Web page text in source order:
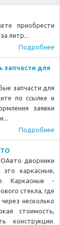
приобрести
литр...
Подробнее
запчасти для
запчасти для
по ссылке и
заявки
Подробнее
дворники
каркасные,
Каркасные -
стекла, где
несколько
стоимость,
конструкции.